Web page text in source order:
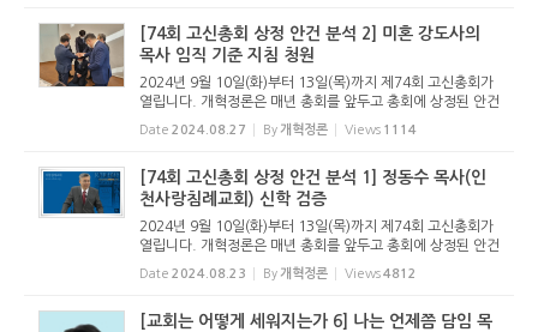
[74회 고신총회 상정 안건 분석 2] 미혼 강도사의
목사 임직 기준 지침 청원
2024년 9월 10일(화)부터 13일(목)까지 제74회 고신총회가
열립니다. 개혁정론은 매년 총회를 앞두고 총회에 상정된 안건
을 분석하는 기사를 올려왔습니다. 올해 역시 74회 총회에 상
정된 안건 중 주요한 내용을 분석하는 기사를 올립니다. 이 기
Date 2024.08.27 By 개혁정론 Views 1114
[74회 고신총회 상정 안건 분석 1] 정동수 목사(인
천사랑침례교회) 신학 검증
2024년 9월 10일(화)부터 13일(목)까지 제74회 고신총회가
열립니다. 개혁정론은 매년 총회를 앞두고 총회에 상정된 안건
을 분석하는 기사를 올려왔습니다. 올해 역시 74회 총회에 상
정된 안건 중 주요한 내용을 분석하는 기사를 올립니다. 이 기
Date 2024.08.23 By 개혁정론 Views4812
[교회는 어떻게 세워지는가 6] 나는 언제쯤 담임 목